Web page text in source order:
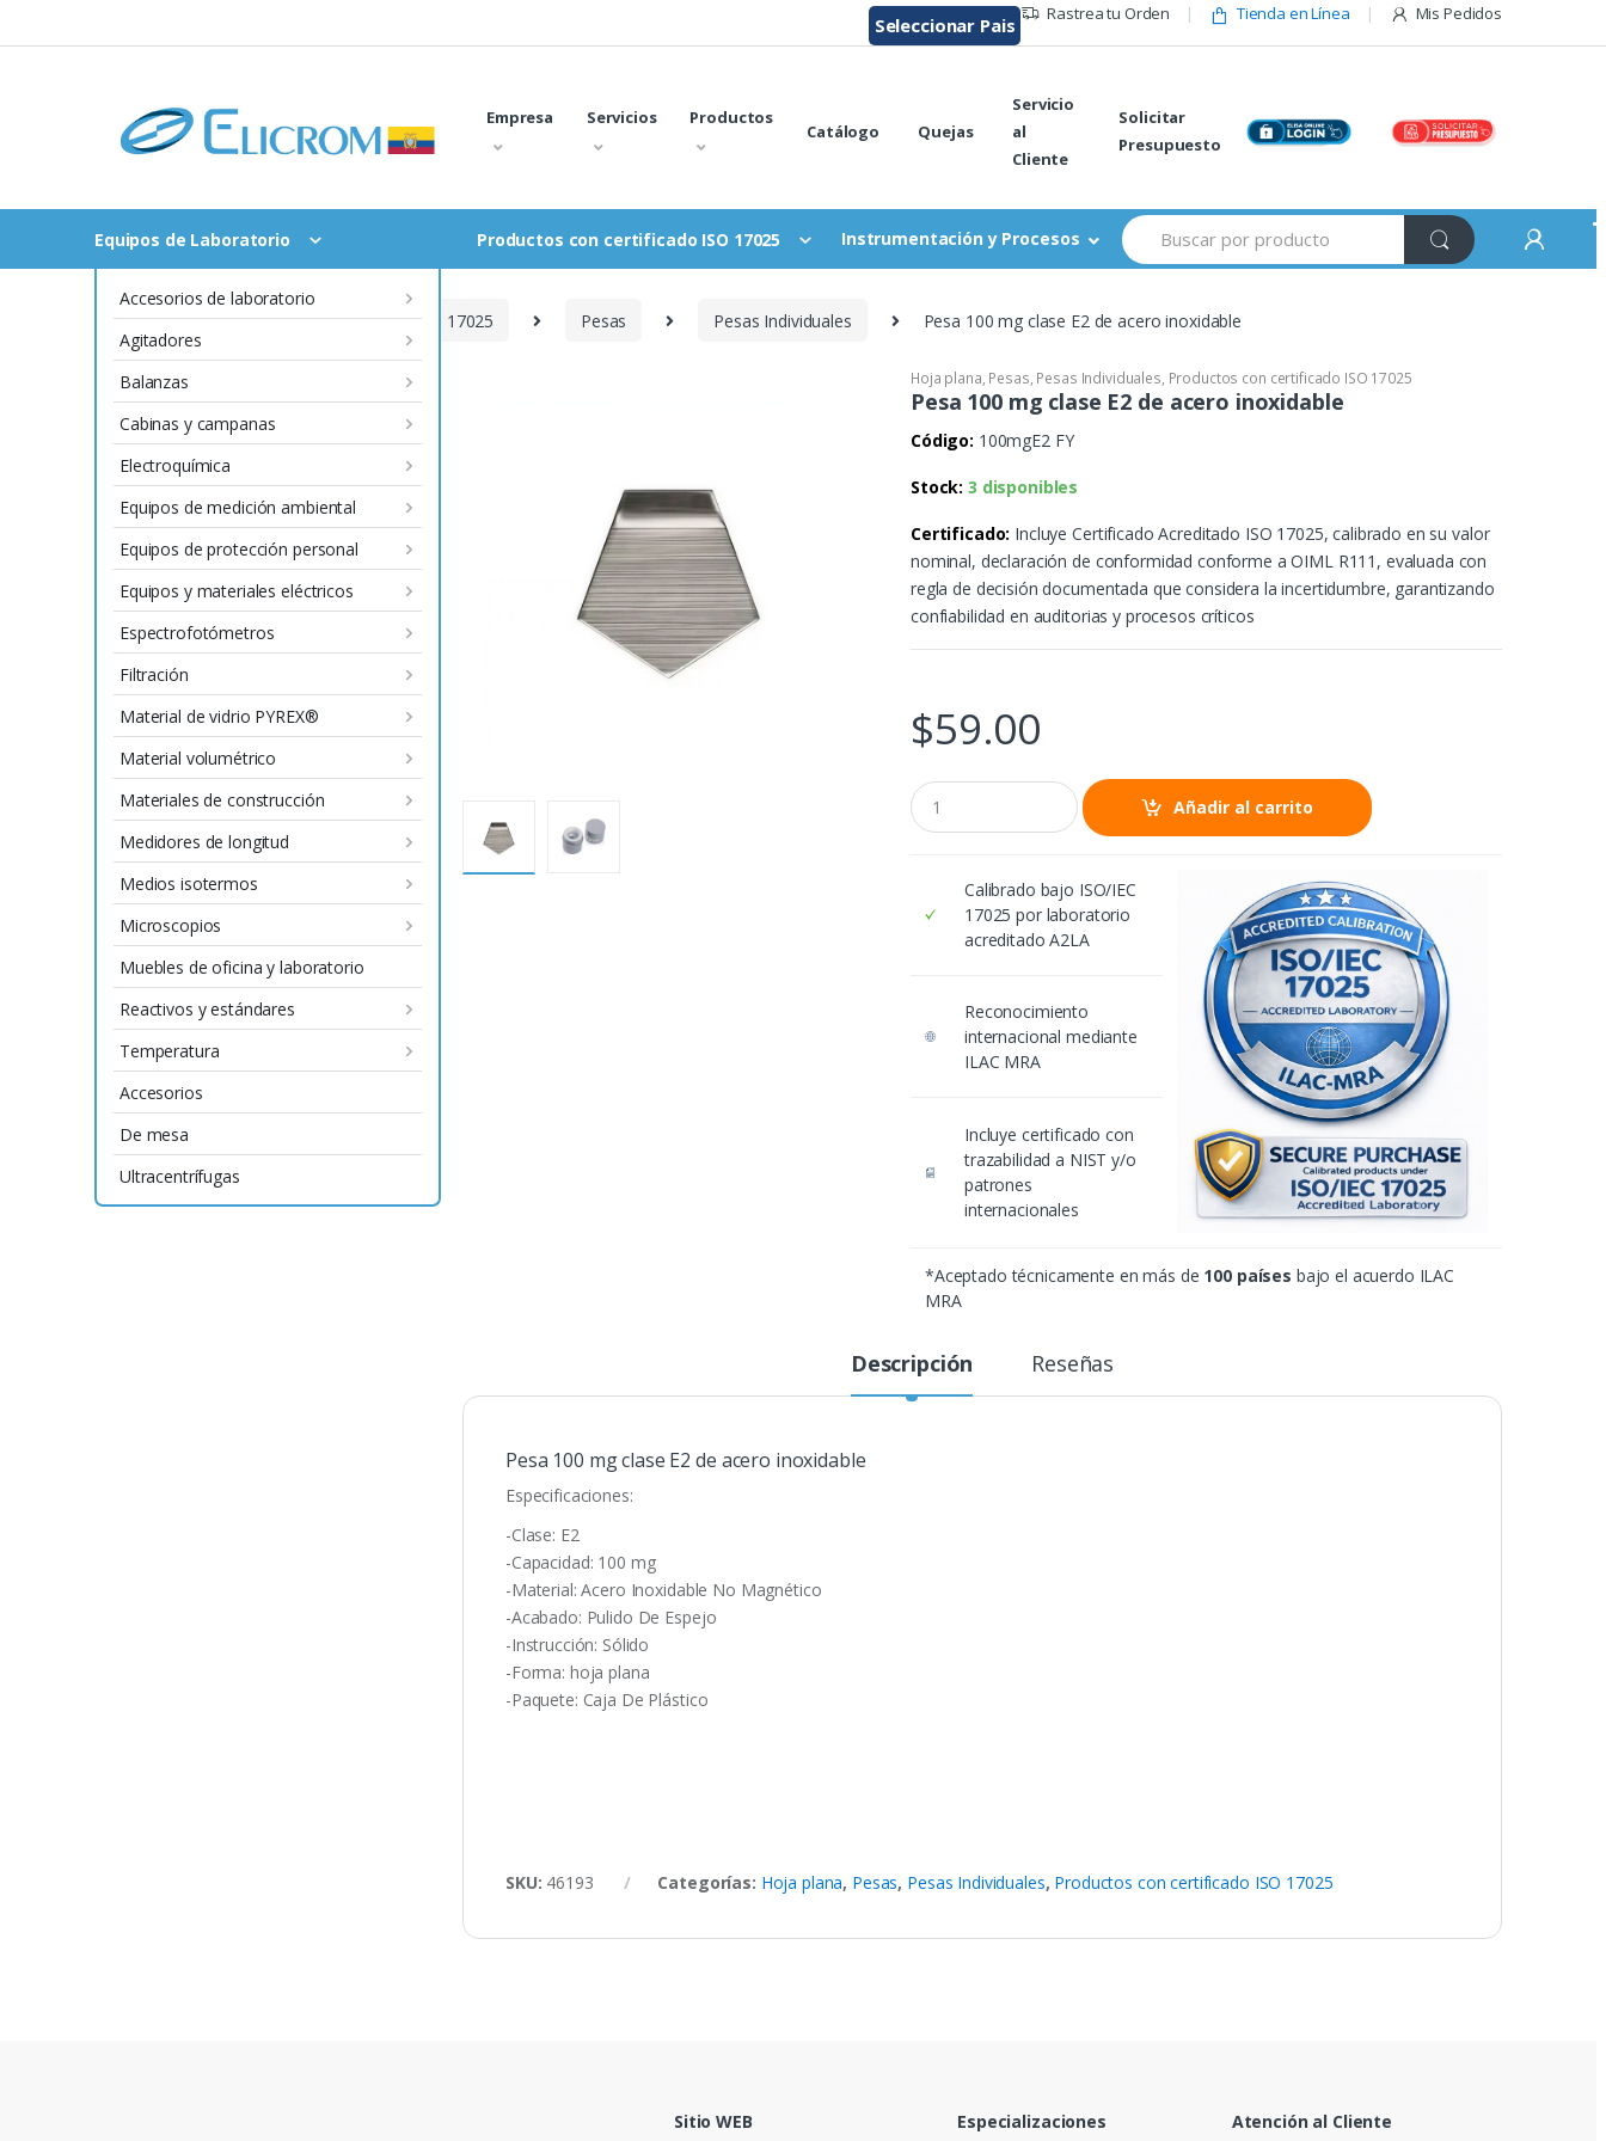
al
Rastrea tu Orden Tienda en Línea Mis Pedidos
Seleccionar Pais
Empresa Servicios Productos
Catálogo Quejas
Servicio
al
Cliente
Solicitar
Presupuesto
Equipos de Laboratorio
Accesorios de laboratorio
Agitadores
Balanzas
Cabinas y campanas
Electroquímica
Equipos de medición ambiental
Equipos de protección personal
Equipos y materiales eléctricos
Espectrofotómetros
Filtración
Material de vidrio PYREX®
Material volumétrico
Materiales de construcción
Medidores de longitud
Medios isotermos
Microscopios
Muebles de oficina y laboratorio
Reactivos y estándares
Temperatura
Accesorios
De mesa
Ultracentrífugas
Productos con certificado ISO 17025 Instrumentación y Procesos
Buscar:
Inicio Productos con certificado ISO 17025 Pesas Pesas Individuales Pesa 100 mg clase E2 de acero inoxidable
Hoja plana, Pesas, Pesas Individuales, Productos con certificado ISO 17025
Pesa 100 mg clase E2 de acero inoxidable
Código: 100mgE2 FY
Stock:3 disponibles
Certificado: Incluye Certificado Acreditado ISO 17025, calibrado en su valor
nominal, declaración de conformidad conforme a OIML R111, evaluada con
regla de decisión documentada que considera la incertidumbre, garantizando
confiabilidad en auditorias y procesos críticos
$59.00
C
a
n
Añadir al carrito
Calibrado bajo ISO/IEC
17025 por laboratorio
acreditado A2LA
Reconocimiento
internacional mediante
ILAC MRA
Incluye certificado con
trazabilidad a NIST y/o
patrones
internacionales
*Aceptado técnicamente en más de 100 países bajo el acuerdo ILAC
MRA
Descripción Reseñas
Pesa 100 mg clase E2 de acero inoxidable
Especificaciones:
-Clase: E2
-Capacidad: 100 mg
-Material: Acero Inoxidable No Magnético
-Acabado: Pulido De Espejo
-Instrucción: Sólido
-Forma: hoja plana
-Paquete: Caja De Plástico
SKU: 46193 Categorías: Hoja plana, Pesas, Pesas Individuales, Productos con certificado ISO 17025
Sitio WEB Especializaciones Atención al Cliente